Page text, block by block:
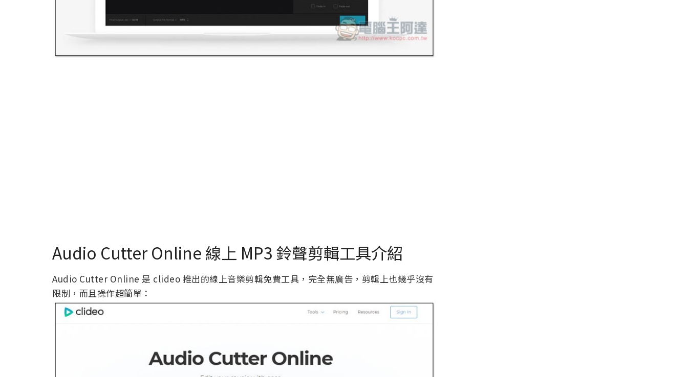
Audio Cutter Online 線上 MP3 鈴聲剪輯工具介紹
Audio Cutter Online 是 clideo 推出的線上音樂剪輯免費工具，完全無廣告，剪輯上也幾乎沒有
限制，而且操作超簡單：